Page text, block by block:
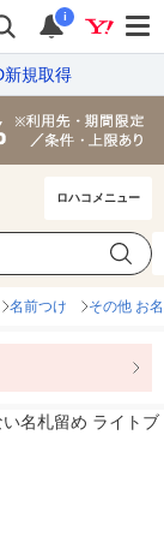
i
新規取得
ロハコメニュー
名前つけ その他 お